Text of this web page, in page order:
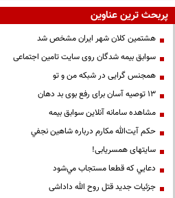
پربحث ترین عناوین
هشتمین کلان شهر ایران مشخص شد
سوابق بیمه شدگان روی سایت تامین اجتماعی
همجنس گرایی در شبکه من و تو
13 توصیه آسان برای رفع بوی بد دهان
مشاهده سامانه آنلاين سوابق بیمه
حكم آيت‌الله مكارم درباره شاهين نجفي
سایتهای همسریابی!
دعايي كه قطعا مستجاب مي‌شود
جزئیات جدید قتل روح الله داداشی